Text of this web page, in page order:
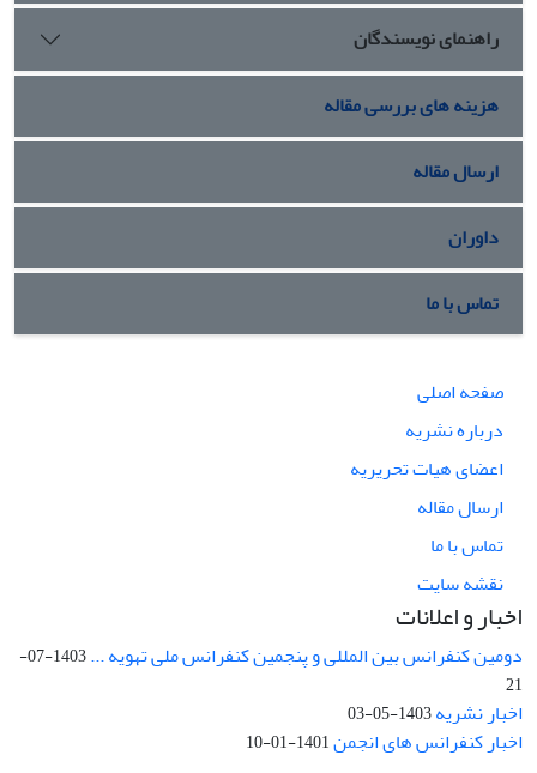
راهنمای نویسندگان
هزینه های بررسی مقاله
ارسال مقاله
داوران
تماس با ما
صفحه اصلی
درباره نشریه
اعضای هیات تحریریه
ارسال مقاله
تماس با ما
نقشه سایت
اخبار و اعلانات
دومین کنفرانس بین المللی و پنجمین کنفرانس ملی تهویه ...
1403-07-
21
اخبار نشریه1403-05-03
اخبار کنفرانس های انجمن1401-01-10